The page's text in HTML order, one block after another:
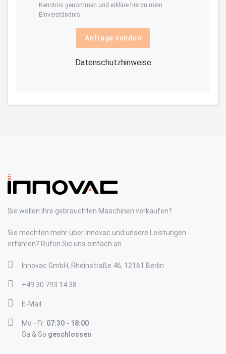
Kenntnis genommen und erkläre hierzu mein
Einverständnis.
Anfrage senden
Datenschutzhinweise
Sie wollen Ihre gebrauchten Maschinen verkaufen?
Sie möchten mehr über Innovac und unsere Leistungen
erfahren? Rufen Sie uns einfach an.
Innovac GmbH, Rheinstraße 46, 12161 Berlin
+49 30 793 14 38
E-Mail
Mo - Fr: 07:30 - 18:00
Sa & So geschlossen